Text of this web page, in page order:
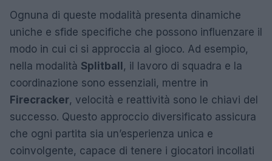
Ognuna di queste modalità presenta dinamiche
uniche e sfide specifiche che possono influenzare il
modo in cui ci si approccia al gioco. Ad esempio,
nella modalità Splitball , il lavoro di squadra e la
coordinazione sono essenziali, mentre in
Firecracker, velocità e reattività sono le chiavi del
successo. Questo approccio diversificato assicura
che ogni partita sia un’esperienza unica e
coinvolgente, capace di tenere i giocatori incollati